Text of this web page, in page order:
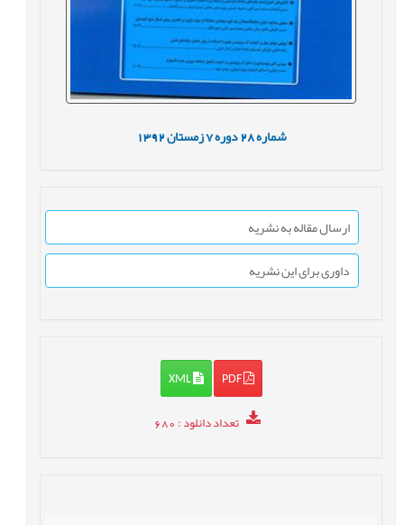
شماره28 دوره7 زمستان1392
ارسال مقاله به نشریه
داوری برای این نشریه
PDF
XML
تعداد دانلود: 680